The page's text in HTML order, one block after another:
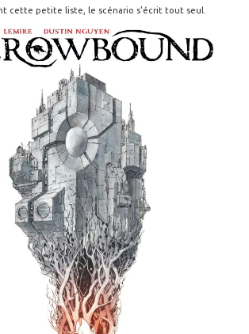
cette petite liste, le scénario s'écrit tout seul.